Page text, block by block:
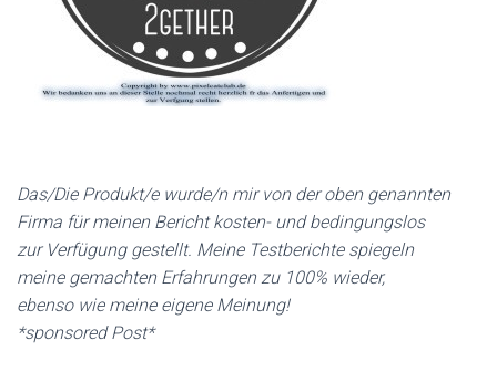
Das/Die Produkt/e wurde/n mir von der oben genannten
Firma für meinen Bericht kosten- und bedingungslos
zur Verfügung gestellt. Meine Testberichte spiegeln
meine gemachten Erfahrungen zu 100% wieder,
ebenso wie meine eigene Meinung!
*sponsored Post*